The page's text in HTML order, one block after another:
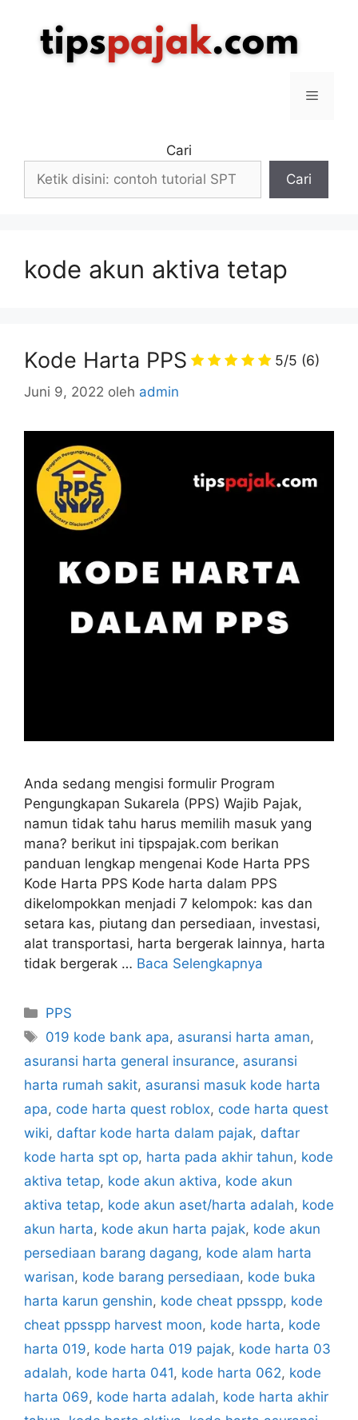
Menu
Cari
Cari
kode akun aktiva tetap
Kode Harta PPS 5/5 (6)
Juni 9, 2022 oleh admin
Anda sedang mengisi formulir Program
Pengungkapan Sukarela (PPS) Wajib Pajak,
namun tidak tahu harus memilih masuk yang
mana? berikut ini tipspajak.com berikan
panduan lengkap mengenai Kode Harta PPS
Kode Harta PPS Kode harta dalam PPS
dikelompokkan menjadi 7 kelompok: kas dan
setara kas, piutang dan persediaan, investasi,
alat transportasi, harta bergerak lainnya, harta
tidak bergerak … Baca Selengkapnya
Kategori
PPS
Tag
019 kode bank apa, asuransi harta aman,
asuransi harta general insurance, asuransi
harta rumah sakit, asuransi masuk kode harta
apa, code harta quest roblox, code harta quest
wiki, daftar kode harta dalam pajak, daftar
kode harta spt op, harta pada akhir tahun, kode
aktiva tetap, kode akun aktiva, kode akun
aktiva tetap, kode akun aset/harta adalah, kode
akun harta, kode akun harta pajak, kode akun
persediaan barang dagang, kode alam harta
warisan, kode barang persediaan, kode buka
harta karun genshin, kode cheat ppsspp, kode
cheat ppsspp harvest moon, kode harta, kode
harta 019, kode harta 019 pajak, kode harta 03
adalah, kode harta 041, kode harta 062, kode
harta 069, kode harta adalah, kode harta akhir